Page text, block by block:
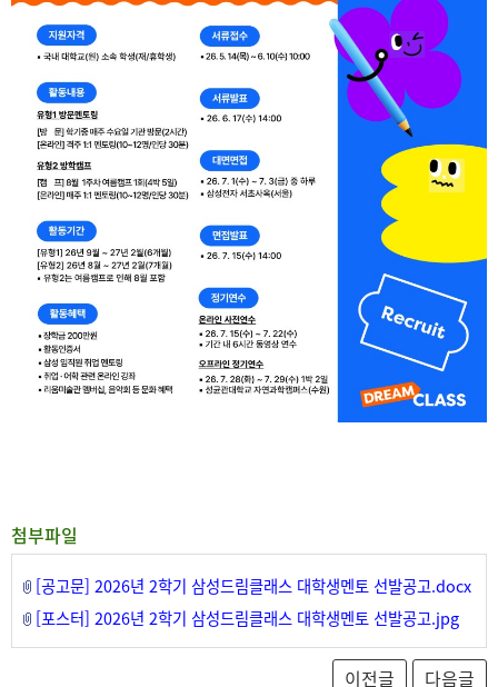
첨부파일
[공고문] 2026년 2학기 삼성드림클래스 대학생멘토 선발공고.docx
[포스터] 2026년 2학기 삼성드림클래스 대학생멘토 선발공고.jpg